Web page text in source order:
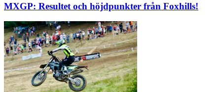
MXGP: Resultet och höjdpunkter från Foxhills!